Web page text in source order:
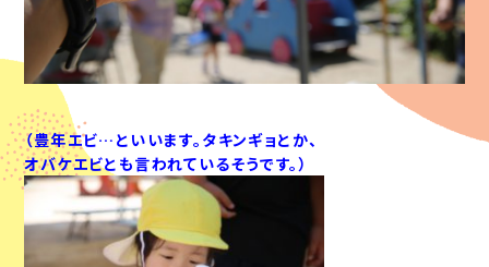
（豊年エビ…といいます。タキンギョとか、
オバケエビとも言われているそうです。）